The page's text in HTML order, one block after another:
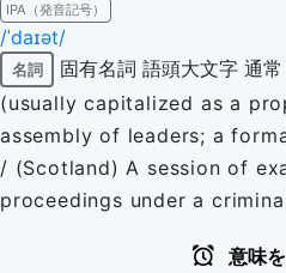
IPA（発音記号）
/ˈdaɪət/
名詞 固有名詞 語頭大文字 通常
(usually capitalized as a
assembly of leaders; a
/ (Scotland) A session of
proceedings under a
意味